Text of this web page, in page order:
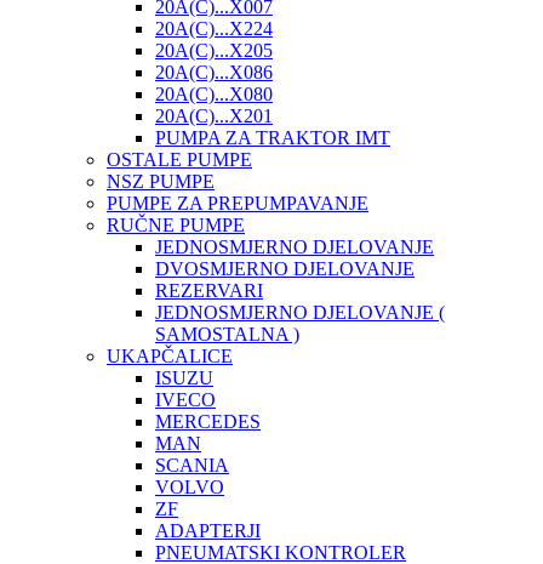
20A(C)...X007
20A(C)...X224
20A(C)...X205
20A(C)...X086
20A(C)...X080
20A(C)...X201
PUMPA ZA TRAKTOR IMT
OSTALE PUMPE
NSZ PUMPE
PUMPE ZA PREPUMPAVANJE
RUČNE PUMPE
JEDNOSMJERNO DJELOVANJE
DVOSMJERNO DJELOVANJE
REZERVARI
JEDNOSMJERNO DJELOVANJE (
SAMOSTALNA )
UKAPČALICE
ISUZU
IVECO
MERCEDES
MAN
SCANIA
VOLVO
ZF
ADAPTERJI
PNEUMATSKI KONTROLER